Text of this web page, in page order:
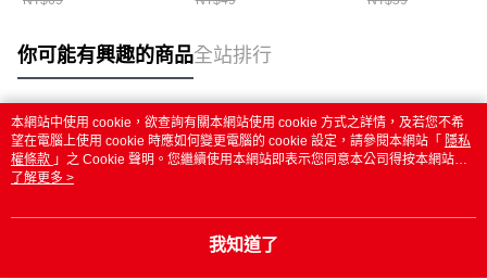
你可能有興趣的商品全站排行
熱門標籤
本網站中使用 cookie，欲查詢有關本網站使用 cookie 方式之詳情，及若您不希
望在電腦上使用 cookie 時應如何變更電腦的 cookie 設定，請參閱本網站「 隱私
權條款 」之 Cookie 聲明。您繼續使用本網站即表示您同意本公司得按本網站使
用條款之 Cookie 聲明使用 cookie。
了解更多 >
我知道了